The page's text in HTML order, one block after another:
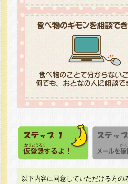
以下内容に同意していただける方の